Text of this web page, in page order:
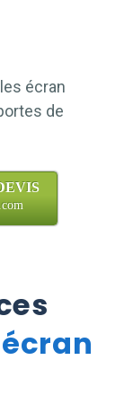
écran
de
écran